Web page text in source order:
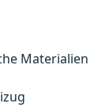
Materialien